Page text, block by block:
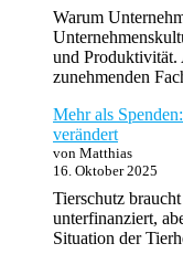
Warum
und Produktivität.
zunehmenden
Mehr als
verändert
von Matthias
16. Oktober 2025
Tierschutz
unterfinanziert,
Situation der